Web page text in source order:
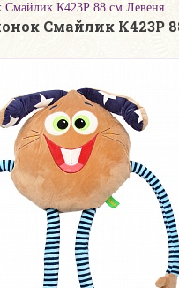
Смайлик К423Р 88 см Левеня
Смайлик К423Р